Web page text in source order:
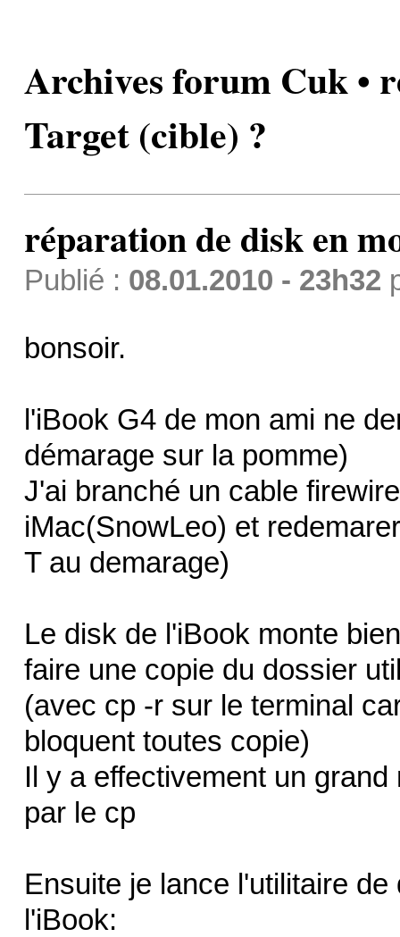
Archives forum Cuk •
Target (cible) ?
réparation de disk en
Publié : 08.01.2010 - 23h32
bonsoir.
l'iBook G4 de mon ami ne
démarage sur la pomme)
J'ai branché un cable
iMac(SnowLeo) et
T au demarage)
Le disk de l'iBook monte
faire une copie du dossier
(avec cp -r sur le terminal
bloquent toutes copie)
Il y a effectivement un
par le cp
Ensuite je lance l'utilitaire
l'iBook: